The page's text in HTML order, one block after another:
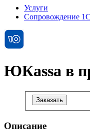
Услуги
Сопровождение
ЮКаssа в
Заказать
Описание